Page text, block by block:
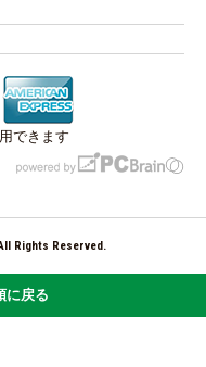
できます
Rights Reserved.
に戻る